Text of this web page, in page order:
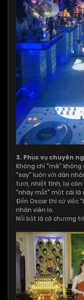
3. Phục vụ chuyên
Không chỉ "mê"
"say" luôn với dàn
tươi, nhiệt tình, lại
"nháy mắt" một cái là
Đến Oscar thì cứ việc
nhân viên lo.
Nổi bật là có chương